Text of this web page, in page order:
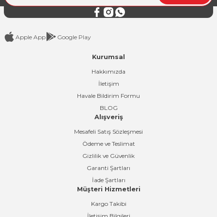
Apple App Google Play
Kurumsal
Hakkımızda
İletişim
Havale Bildirim Formu
BLOG
Alışveriş
Mesafeli Satış Sözleşmesi
Ödeme ve Teslimat
Gizlilik ve Güvenlik
Garanti Şartları
İade Şartları
Müşteri Hizmetleri
Kargo Takibi